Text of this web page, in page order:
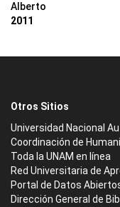
Alberto
2011
Otros Sitios
Universidad Nacional
Coordinación de
Toda la UNAM en línea
Red Universitaria de
Portal de Datos
Dirección General de